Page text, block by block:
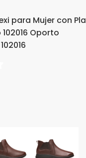
para Mujer con
Oporto